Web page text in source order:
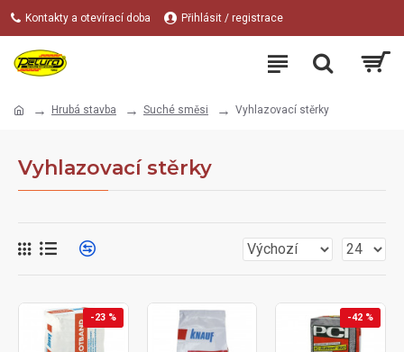
Kontakty a otevírací doba Přihlásit / registrace
Hrubá stavba Suché směsi Vyhlazovací stěrky
Vyhlazovací stěrky
-23 % -42 %